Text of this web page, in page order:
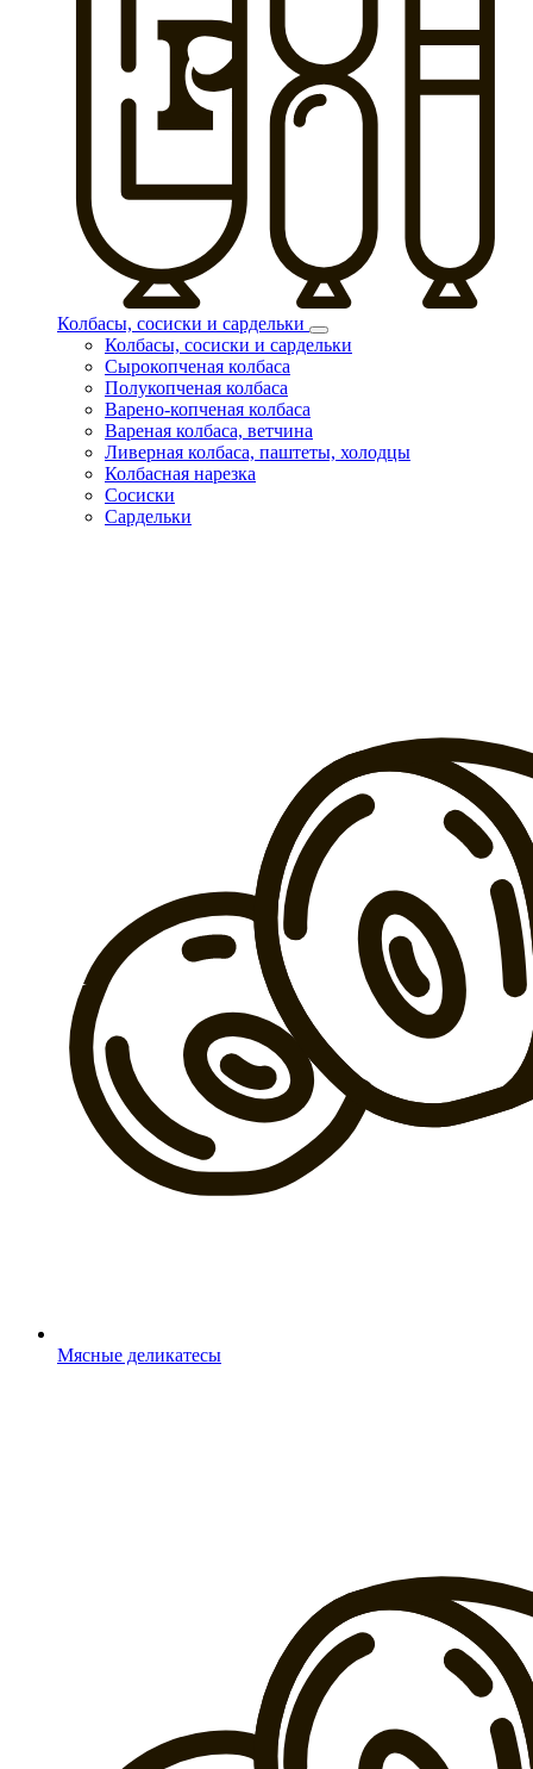
Колбасы, сосиски и сардельки
Колбасы, сосиски и сардельки
Сырокопченая колбаса
Полукопченая колбаса
Варено-копченая колбаса
Вареная колбаса, ветчина
Ливерная колбаса, паштеты, холодцы
Колбасная нарезка
Сосиски
Сардельки
Мясные деликатесы